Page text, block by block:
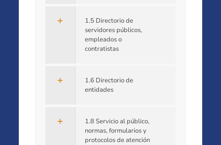
1.5 Directorio de
servidores públicos,
empleados o
contratistas
1.6 Directorio de
entidades
1.8 Servicio al público,
normas, formularios y
protocolos de atención